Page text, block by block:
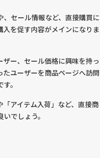
セール情報など、直接購買に
を促す内容がメインになりま
ー、セール価格に興味を持っ
ユーザーを商品ページへ訪問
。
アイテム入荷」など、直接商
でしょう。